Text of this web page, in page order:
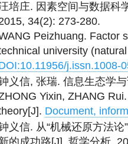
培庄. 因素空间与数据科
34(2): 273-280.
Peizhuang. Factor
university
j.issn.1008-
义信, 张瑞. 信息生态学
Yixin, ZHANG
Document,
义信. 从“机械还原方法
的成功路[J]. 哲学分析,